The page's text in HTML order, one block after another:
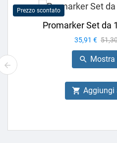
Prezzo scontato
Promarker Set da
Prezzo
35,91 €
base

 Aggiungi